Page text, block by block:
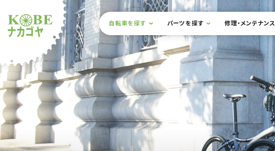
ショップナカゴヤ
サイト内メニュー
本文までスキップ
自転車を探す パーツを探す 修理・メンテナンス